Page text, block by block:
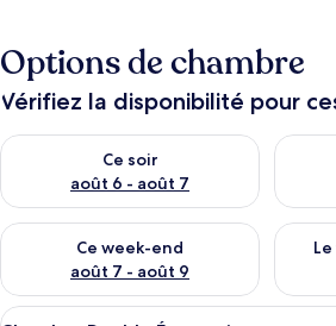
Options de chambre
Vérifiez la disponibilité pour
Ce soir
août 6 - août 7
Vérifier la disponibilité pour ce soir
Ce week-end
août 7 - août 9
Vérifier la disponibilité pour ce week-
Afficher
Une